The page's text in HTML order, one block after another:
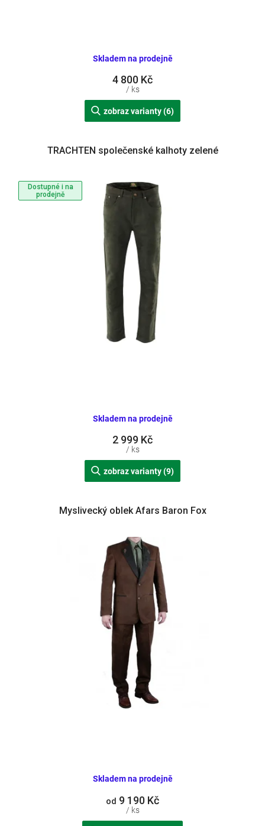
Skladem na prodejně
4 800 Kč
/ ks
zobraz varianty (6)
Dostupné i na
prodejně
TRACHTEN společenské kalhoty zelené
Skladem na prodejně
2 999 Kč
/ ks
zobraz varianty (9)
Myslivecký oblek Afars Baron Fox
Skladem na prodejně
od 9 190 Kč
/ ks